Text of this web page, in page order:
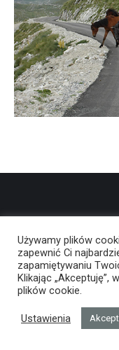
Używamy plików
zapewnić Ci
zapamiętywaniu
Klikając „Akceptuję”,
plików cookie.
Ustawienia